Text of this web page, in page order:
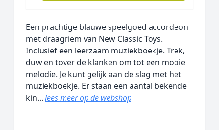
Een prachtige blauwe speelgoed accordeon
met draagriem van New Classic Toys.
Inclusief een leerzaam muziekboekje. Trek,
duw en tover de klanken om tot een mooie
melodie. Je kunt gelijk aan de slag met het
muziekboekje. Er staan een aantal bekende
kin... lees meer op de webshop